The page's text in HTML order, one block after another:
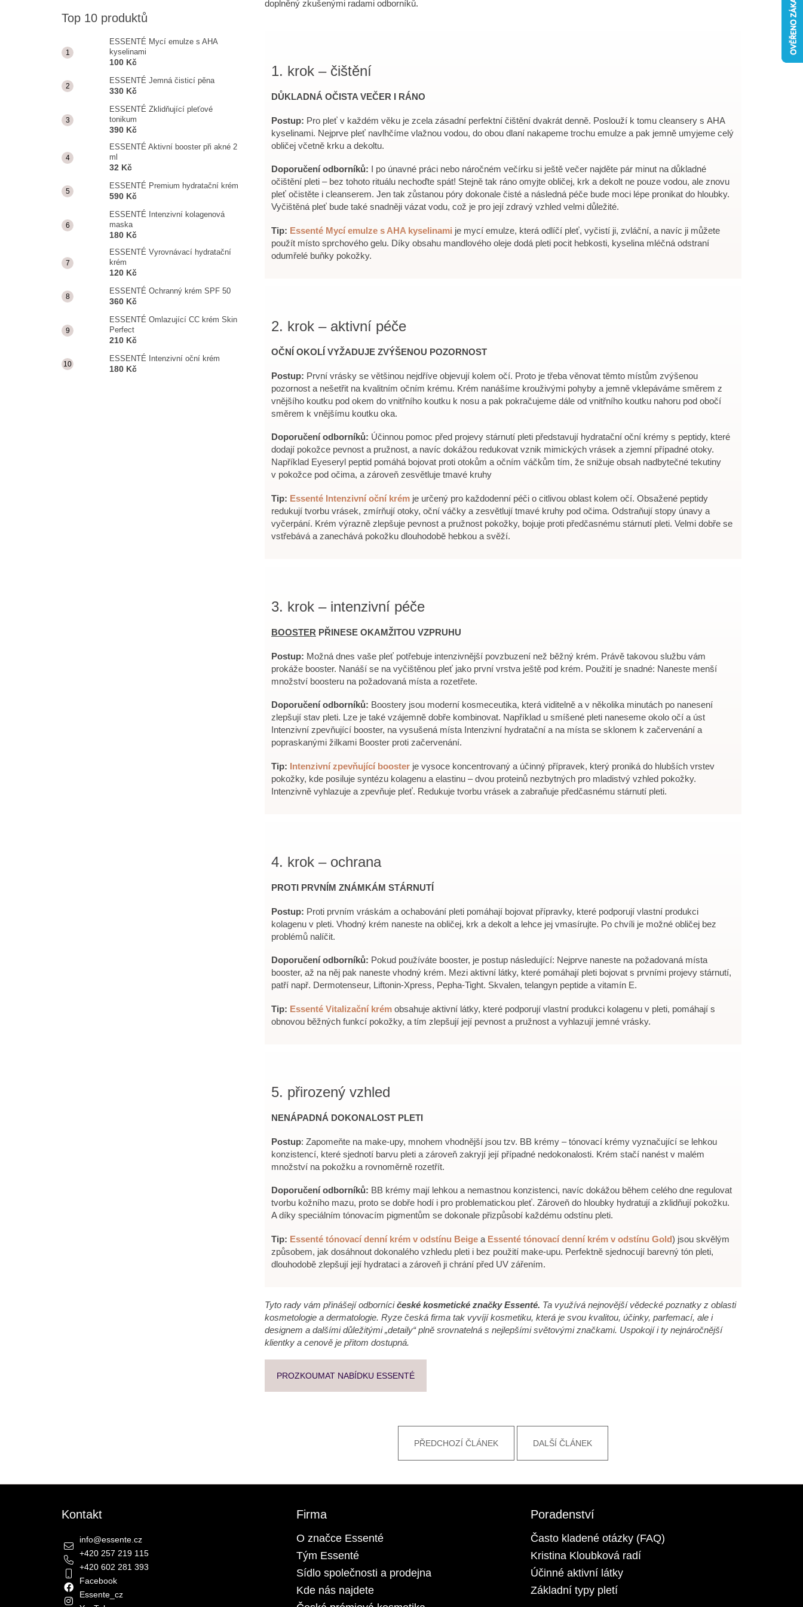
Top 10 produktů
ESSENTÉ Mycí emulze s AHA
kyselinami
100 Kč
ESSENTÉ Jemná čisticí pěna
330 Kč
ESSENTÉ Zklidňující pleťové
tonikum
390 Kč
ESSENTÉ Aktivní booster při akné 2
ml
32 Kč
ESSENTÉ Premium hydratační krém
590 Kč
ESSENTÉ Intenzivní kolagenová
maska
180 Kč
ESSENTÉ Vyrovnávací hydratační
krém
120 Kč
ESSENTÉ Ochranný krém SPF 50
360 Kč
ESSENTÉ Omlazující CC krém Skin
Perfect
210 Kč
ESSENTÉ Intenzivní oční krém
180 Kč
doplněný zkušenými radami odborníků.
1. krok – čištění
DŮKLADNÁ OČISTA VEČER I RÁNO
Postup: Pro pleť v každém věku je zcela zásadní perfektní čištění dvakrát denně. Poslouží k tomu cleansery s AHA
kyselinami. Nejprve pleť navlhčíme vlažnou vodou, do obou dlaní nakapeme trochu emulze a pak jemně umyjeme celý
obličej včetně krku a dekoltu.
Doporučení odborníků: I po únavné práci nebo náročném večírku si ještě večer najděte pár minut na důkladné
očištění pleti – bez tohoto rituálu nechoďte spát! Stejně tak ráno omyjte obličej, krk a dekolt ne pouze vodou, ale znovu
pleť očistěte i cleanserem. Jen tak zůstanou póry dokonale čisté a následná péče bude moci lépe pronikat do hloubky.
Vyčištěná pleť bude také snadněji vázat vodu, což je pro její zdravý vzhled velmi důležité.
Tip: Essenté Mycí emulze s AHA kyselinami je mycí emulze, která odlíčí pleť, vyčistí ji, zvláční, a navíc ji můžete
použít místo sprchového gelu. Díky obsahu mandlového oleje dodá pleti pocit hebkosti, kyselina mléčná odstraní
odumřelé buňky pokožky.
2. krok – aktivní péče
OČNÍ OKOLÍ VYŽADUJE ZVÝŠENOU POZORNOST
Postup: První vrásky se většinou nejdříve objevují kolem očí. Proto je třeba věnovat těmto místům zvýšenou
pozornost a nešetřit na kvalitním očním krému. Krém nanášíme krouživými pohyby a jemně vklepáváme směrem z
vnějšího koutku pod okem do vnitřního koutku k nosu a pak pokračujeme dále od vnitřního koutku nahoru pod obočí
směrem k vnějšímu koutku oka.
Doporučení odborníků: Účinnou pomoc před projevy stárnutí pleti představují hydratační oční krémy s peptidy, které
dodají pokožce pevnost a pružnost, a navíc dokážou redukovat vznik mimických vrásek a zjemní případné otoky.
Například Eyeseryl peptid pomáhá bojovat proti otokům a očním váčkům tím, že snižuje obsah nadbytečné tekutiny
v pokožce pod očima, a zároveň zesvětluje tmavé kruhy
Tip: Essenté Intenzivní oční krém je určený pro každodenní péči o citlivou oblast kolem očí. Obsažené peptidy
redukují tvorbu vrásek, zmírňují otoky, oční váčky a zesvětlují tmavé kruhy pod očima. Odstraňují stopy únavy a
vyčerpání. Krém výrazně zlepšuje pevnost a pružnost pokožky, bojuje proti předčasnému stárnutí pleti. Velmi dobře se
vstřebává a zanechává pokožku dlouhodobě hebkou a svěží.
3. krok – intenzivní péče
BOOSTER PŘINESE OKAMŽITOU VZPRUHU
Postup: Možná dnes vaše pleť potřebuje intenzivnější povzbuzení než běžný krém. Právě takovou službu vám
prokáže booster. Nanáší se na vyčištěnou pleť jako první vrstva ještě pod krém. Použití je snadné: Naneste menší
množství boosteru na požadovaná místa a rozetřete.
Doporučení odborníků: Boostery jsou moderní kosmeceutika, která viditelně a v několika minutách po nanesení
zlepšují stav pleti. Lze je také vzájemně dobře kombinovat. Například u smíšené pleti naneseme okolo očí a úst
Intenzivní zpevňující booster, na vysušená místa Intenzivní hydratační a na místa se sklonem k začervenání a
popraskanými žilkami Booster proti začervenání.
Tip: Intenzivní zpevňující booster je vysoce koncentrovaný a účinný přípravek, který proniká do hlubších vrstev
pokožky, kde posiluje syntézu kolagenu a elastinu – dvou proteinů nezbytných pro mladistvý vzhled pokožky.
Intenzivně vyhlazuje a zpevňuje pleť. Redukuje tvorbu vrásek a zabraňuje předčasnému stárnutí pleti.
4. krok – ochrana
PROTI PRVNÍM ZNÁMKÁM STÁRNUTÍ
Postup: Proti prvním vráskám a ochabování pleti pomáhají bojovat přípravky, které podporují vlastní produkci
kolagenu v pleti. Vhodný krém naneste na obličej, krk a dekolt a lehce jej vmasírujte. Po chvíli je možné obličej bez
problémů nalíčit.
Doporučení odborníků: Pokud používáte booster, je postup následující: Nejprve naneste na požadovaná místa
booster, až na něj pak naneste vhodný krém. Mezi aktivní látky, které pomáhají pleti bojovat s prvními projevy stárnutí,
patří např. Dermotenseur, Liftonin-Xpress, Pepha-Tight. Skvalen, telangyn peptide a vitamín E.
Tip: Essenté Vitalizační krém obsahuje aktivní látky, které podporují vlastní produkci kolagenu v pleti, pomáhají s
obnovou běžných funkcí pokožky, a tím zlepšují její pevnost a pružnost a vyhlazují jemné vrásky.
5. přirozený vzhled
NENÁPADNÁ DOKONALOST PLETI
Postup: Zapomeňte na make-upy, mnohem vhodnější jsou tzv. BB krémy – tónovací krémy vyznačující se lehkou
konzistencí, které sjednotí barvu pleti a zároveň zakryjí její případné nedokonalosti. Krém stačí nanést v malém
množství na pokožku a rovnoměrně rozetřít.
Doporučení odborníků: BB krémy mají lehkou a nemastnou konzistenci, navíc dokážou během celého dne regulovat
tvorbu kožního mazu, proto se dobře hodí i pro problematickou pleť. Zároveň do hloubky hydratují a zklidňují pokožku.
A díky speciálním tónovacím pigmentům se dokonale přizpůsobí každému odstínu pleti.
Tip: Essenté tónovací denní krém v odstínu Beige a Essenté tónovací denní krém v odstínu Gold) jsou skvělým
způsobem, jak dosáhnout dokonalého vzhledu pleti i bez použití make-upu. Perfektně sjednocují barevný tón pleti,
dlouhodobě zlepšují její hydrataci a zároveň ji chrání před UV zářením.
Tyto rady vám přinášejí odbornícičeské kosmetické značky Essenté. Ta využívá nejnovější vědecké poznatky z oblasti
kosmetologie a dermatologie. Ryze česká firma tak vyvíjí kosmetiku, která je svou kvalitou, účinky, parfemací, ale i
designem a dalšími důležitými „detaily“ plně srovnatelná s nejlepšími světovými značkami. Uspokojí i ty nejnáročnější
klientky a cenově je přitom dostupná.
PROZKOUMAT NABÍDKU ESSENTÉ
PŘEDCHOZÍ ČLÁNEK DALŠÍ ČLÁNEK
KYSELINAMI
ESSENTÉ JEMNÁ ČISTICÍ PĚNA
Kontakt
info@essente.cz
+420 257 219 115
+420 602 281 393
Facebook
Essente_cz
Firma
O značce Essenté
Tým Essenté
Sídlo společnosti a prodejna
Kde nás najdete
Poradenství
Často kladené otázky (FAQ)
Kristina Kloubková radí
Účinné aktivní látky
Základní typy pletí